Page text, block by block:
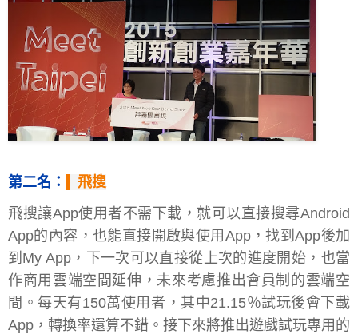
第二名：
飛搜
飛搜讓App使用者不需下載，就可以直接搜尋Android
App的內容，也能直接開啟與使用App，找到App後加
到My App，下一次可以直接從上次的進度開始，也當
作商用雲端空間延伸，未來考慮推出會員制的雲端空
間。每天有150萬使用者，其中21.15％試玩後會下載
App，轉換率還算不錯。接下來將推出遊戲試玩專用的